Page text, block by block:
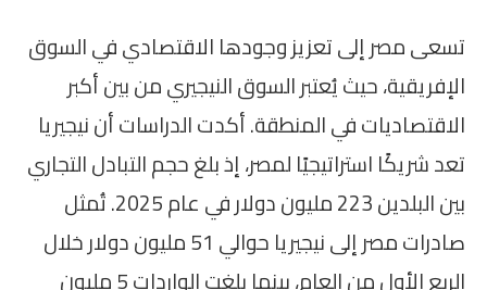
تسعى مصر إلى تعزيز وجودها الاقتصادي في السوق
الإفريقية، حيث يُعتبر السوق النيجيري من بين أكبر
الاقتصاديات في المنطقة. أكدت الدراسات أن نيجيريا
تعد شريكًا استراتيجيًا لمصر، إذ بلغ حجم التبادل التجاري
بين البلدين 223 مليون دولار في عام 2025. تُمثل
صادرات مصر إلى نيجيريا حوالي 51 مليون دولار خلال
الربع الأول من العام، بينما بلغت الواردات 5 مليون